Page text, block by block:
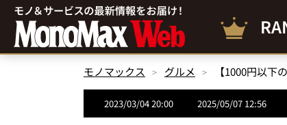
モノマックス グルメ
2023/03/04 20:00 2025/05/07 12:56